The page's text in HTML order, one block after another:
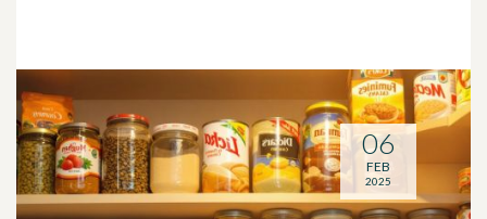
06
FEB
2025